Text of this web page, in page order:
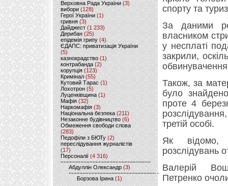
Верховна Рада України (3)
вибори(128)
Герої України(1)
гривня (3)
Дайджест (1 233)
Дерибан (25)
епідемія грипу (4)
ЄДАПС: приватизація України
(5)
казнокрадство (1)
контрабанда (2)
корупція (123)
Кримінал (55)
Кутовий Тарас (1)
Лохотрон(5)
Луценківщина (1)
Мафія (32)
Наркомафія (3)
Національна безпека (211)
Незаконне будівництво(6)
Обмеження свободи слова
(283)
Педофіли з БЮТу (2)
переслідування журналістів
(17)
Персоналії (4 316)
Абдуллін Олександр (3)
Борзова Ірина(1)
спорту та
За даними
власником
у несплаті
закрили,
Також, за
було
проте 4
третій особі.
Як відомо,
розслідувань
Валерій
Петренко